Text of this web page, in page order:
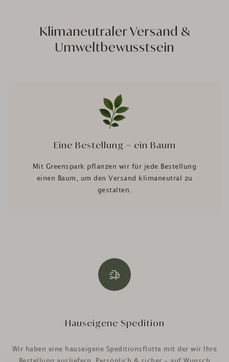
Klimaneutraler Versand &
Umweltbewusstsein
Eine Bestellung = ein Baum
Mit Greenspark pflanzen wir für jede Bestellung
einen Baum, um den Versand klimaneutral zu
gestalten.
Hauseigene Spedition
Wir haben eine hauseigene Speditionsflotte mit der wir Ihre